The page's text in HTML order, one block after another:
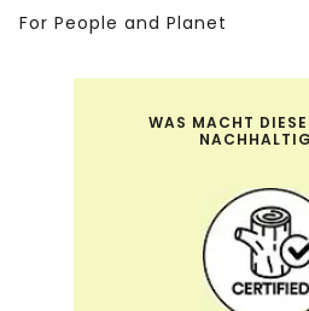
For People and Planet
WAS MACHT